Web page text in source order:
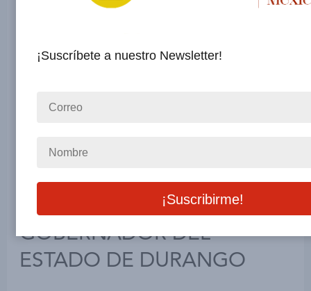
DESAYUNO CON: JOSÉ
ROSAS AISPURO TORRES /
GOBERNADOR DEL
ESTADO DE DURANGO
¡Suscríbete a nuestro Newsletter!